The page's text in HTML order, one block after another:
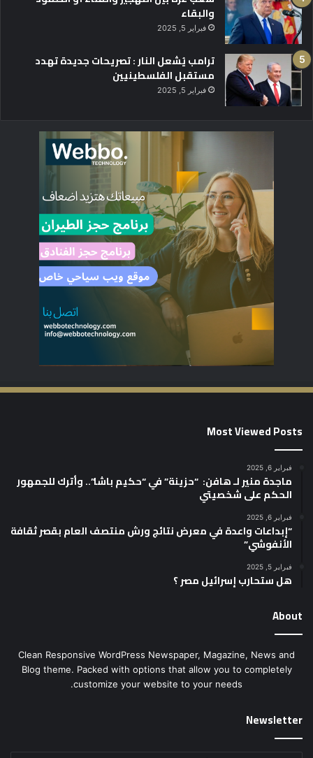
والبقاء
فبراير 5, 2025
ترامب يُشعل النار : تصريحات جديدة تهدد
مستقبل الفلسطينيين
فبراير 5, 2025
Most Viewed Posts
فبراير 6, 2025
ماجدة منير لـ هافن: “حزينة” في “حكيم باشا”.. وأترك للجمهور
الحكم على شخصيتي
فبراير 6, 2025
“إبداعات واعدة في معرض نتائج ورش منتصف العام بقصر ثقافة
الأنفوشي”
فبراير 5, 2025
هل ستحارب إسرائيل مصر ؟
About
Clean Responsive WordPress Newspaper, Magazine, News and
Blog theme. Packed with options that allow you to completely
customize your website to your needs.
Newsletter